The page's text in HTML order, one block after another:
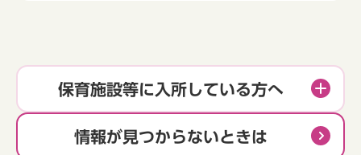
保育施設等に入所している方へ
情報が見つからないときは